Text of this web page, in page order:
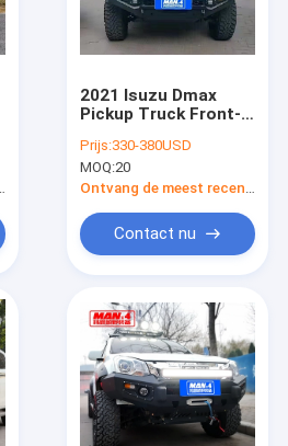
2021 Isuzu Dmax
Pickup Truck Front-
Kruk
Prijs:330-380USD
MOQ:20
Contact nu